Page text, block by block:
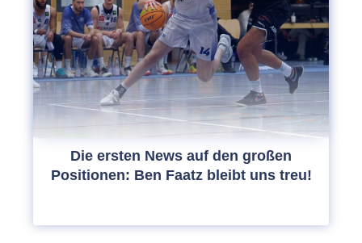
Die ersten News auf den großen
Positionen: Ben Faatz bleibt uns treu!